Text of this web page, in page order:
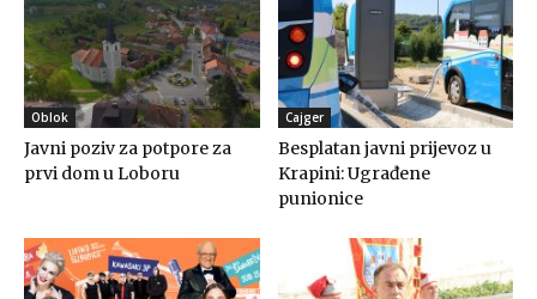
Oblok
Javni poziv za potpore za
prvi dom u Loboru
Cajger
Besplatan javni prijevoz u
Krapini: Ugrađene
punionice